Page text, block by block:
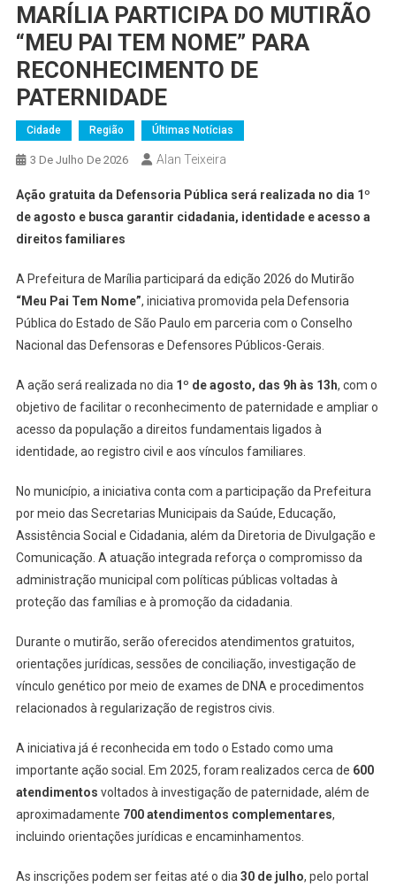
MARÍLIA PARTICIPA DO MUTIRÃO
“MEU PAI TEM NOME” PARA
RECONHECIMENTO DE
PATERNIDADE
Cidade Região Últimas Notícias
3 De Julho De 2026 Alan Teixeira
Ação gratuita da Defensoria Pública será realizada no dia 1º
de agosto e busca garantir cidadania, identidade e acesso a
direitos familiares
A Prefeitura de Marília participará da edição 2026 do Mutirão
“Meu Pai Tem Nome”, iniciativa promovida pela Defensoria
Pública do Estado de São Paulo em parceria com o Conselho
Nacional das Defensoras e Defensores Públicos-Gerais.
A ação será realizada no dia 1º de agosto, das 9h às 13h, com o
objetivo de facilitar o reconhecimento de paternidade e ampliar o
acesso da população a direitos fundamentais ligados à
identidade, ao registro civil e aos vínculos familiares.
No município, a iniciativa conta com a participação da Prefeitura
por meio das Secretarias Municipais da Saúde, Educação,
Assistência Social e Cidadania, além da Diretoria de Divulgação e
Comunicação. A atuação integrada reforça o compromisso da
administração municipal com políticas públicas voltadas à
proteção das famílias e à promoção da cidadania.
Durante o mutirão, serão oferecidos atendimentos gratuitos,
orientações jurídicas, sessões de conciliação, investigação de
vínculo genético por meio de exames de DNA e procedimentos
relacionados à regularização de registros civis.
A iniciativa já é reconhecida em todo o Estado como uma
importante ação social. Em 2025, foram realizados cerca de 600
atendimentos voltados à investigação de paternidade, além de
aproximadamente 700 atendimentos complementares,
incluindo orientações jurídicas e encaminhamentos.
As inscrições podem ser feitas até o dia 30 de julho, pelo portal